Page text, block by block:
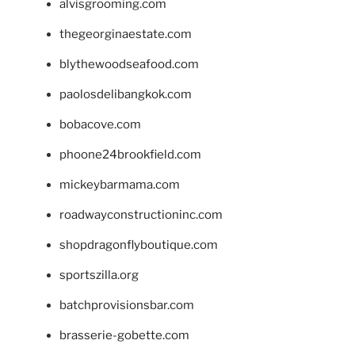
alvisgrooming.com
thegeorginaestate.com
blythewoodseafood.com
paolosdelibangkok.com
bobacove.com
phoone24brookfield.com
mickeybarmama.com
roadwayconstructioninc.com
shopdragonflyboutique.com
sportszilla.org
batchprovisionsbar.com
brasserie-gobette.com